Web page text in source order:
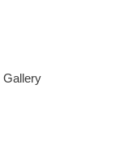
Gallery